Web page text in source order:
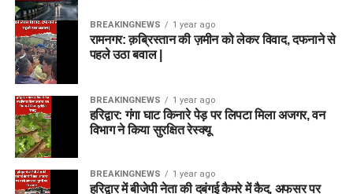
BREAKINGNEWS 1 year ago
रामनगर: क़ब्रिस्तान की ज़मीन को लेकर विवाद, दफनाने से
पहले उठा बवाल |
BREAKINGNEWS 1 year ago
हरिद्वार: गंगा घाट किनारे पेड़ पर लिपटा मिला अजगर, वन
विभाग ने किया सुरक्षित रेस्क्यू
BREAKINGNEWS 1 year ago
हरिद्वार में बीजेपी नेता की दबंगई कैमरे में कैद, अफसर पर